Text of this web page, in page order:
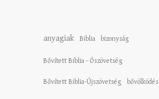
anyagiak Biblia bizonyság
Bővített Biblia - Ószövetség
Bővített Biblia-Újszövetség bővölködés